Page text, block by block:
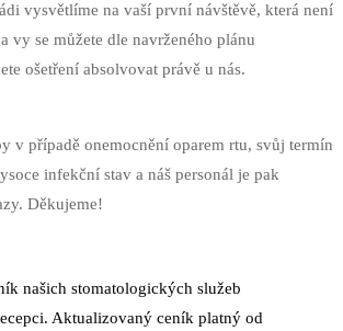
vysvětlíme na vaší první návštěvě, která není
vy se můžete dle navrženého plánu
ošetření absolvovat právě u nás.
v případě onemocnění oparem rtu, svůj termín
infekční stav a náš personál je pak
Děkujeme!
našich stomatologických služeb
Aktualizovaný ceník platný od